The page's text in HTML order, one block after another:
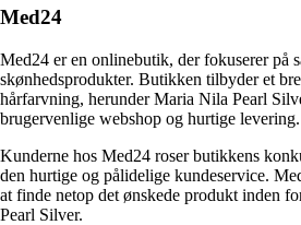
Med24
Med24 er en onlinebutik, der fokuserer på
skønhedsprodukter. Butikken tilbyder et
hårfarvning, herunder Maria Nila Pearl
brugervenlige webshop og hurtige levering.
Kunderne hos Med24 roser butikkens
den hurtige og pålidelige kundeservice.
at finde netop det ønskede produkt inden
Pearl Silver.